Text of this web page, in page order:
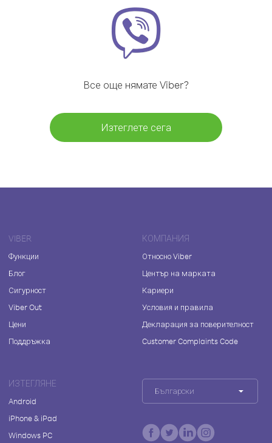
Все още нямате Viber?
Изтеглете сега
VIBER
Функции
Блог
Сигурност
Viber Out
Цени
Поддръжка
КОМПАНИЯ
Относно Viber
Център на марката
Кариери
Условия и правила
Декларация за поверителност
Customer Complaints Code
ИЗТЕГЛЯНЕ
Android
iPhone & iPad
Windows PC
Български